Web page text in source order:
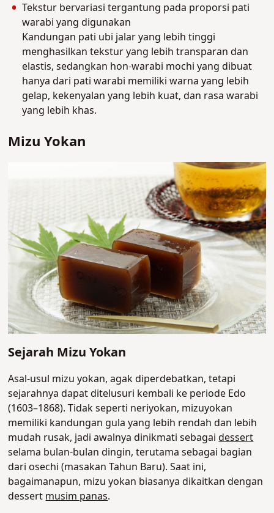
Tekstur bervariasi tergantung pada proporsi pati
warabi yang digunakan
Kandungan pati ubi jalar yang lebih tinggi
menghasilkan tekstur yang lebih transparan dan
elastis, sedangkan hon-warabi mochi yang dibuat
hanya dari pati warabi memiliki warna yang lebih
gelap, kekenyalan yang lebih kuat, dan rasa warabi
yang lebih khas.
Mizu Yokan
Sejarah Mizu Yokan
Asal-usul mizu yokan,agak diperdebatkan, tetapi
sejarahnya dapat ditelusuri kembali ke periode Edo
(1603–1868). Tidak seperti neriyokan, mizuyokan
memiliki kandungan gula yang lebih rendah dan lebih
mudah rusak, jadi awalnya dinikmati sebagaidessert
selama bulan-bulan dingin, terutama sebagai bagian
dari osechi (masakan Tahun Baru). Saat ini,
bagaimanapun, mizu yokan biasanya dikaitkan dengan
dessertmusim panas.